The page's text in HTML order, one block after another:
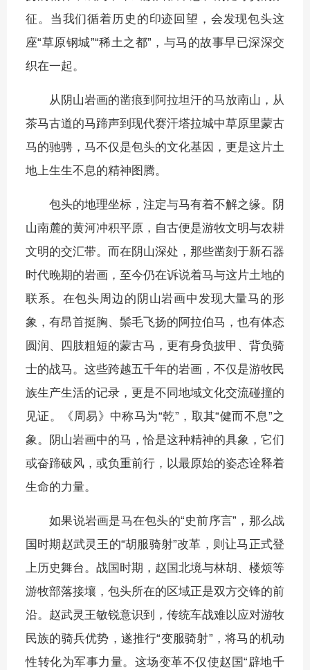
征。当我们循着历史的印迹回望，会发现包头这
座“草原钢城”“稀土之都”，与马的故事早已深深交
织在一起。
从阴山岩画的凿痕到阿拉坦汗的马放南山，从
茶马古道的马蹄声到现代赛汗塔拉城中草原里蒙古
马的驰骋，马不仅是包头的文化基因，更是这片土
地上生生不息的精神图腾。
包头的地理坐标，注定与马有着不解之缘。阴
山南麓的黄河冲积平原，自古便是游牧文明与农耕
文明的交汇带。而在阴山深处，那些凿刻于新石器
时代晚期的岩画，至今仍在诉说着马与这片土地的
联系。在包头周边的阴山岩画中发现大量马的形
象，有昂首挺胸、鬃毛飞扬的阿拉伯马，也有体态
圆润、四肢粗短的蒙古马，更有身负披甲、背负骑
士的战马。这些跨越五千年的岩画，不仅是游牧民
族生产生活的记录，更是不同地域文化交流碰撞的
见证。《周易》中称马为“乾”，取其“健而不息”之
象。阴山岩画中的马，恰是这种精神的具象，它们
或奋蹄破风，或负重前行，以最原始的姿态诠释着
生命的力量。
如果说岩画是马在包头的“史前序言”，那么战
国时期赵武灵王的“胡服骑射”改革，则让马正式登
上历史舞台。战国时期，赵国北境与林胡、楼烦等
游牧部落接壤，包头所在的区域正是双方交锋的前
沿。赵武灵王敏锐意识到，传统车战难以应对游牧
民族的骑兵优势，遂推行“变服骑射”，将马的机动
性转化为军事力量。这场变革不仅使赵国“辟地千